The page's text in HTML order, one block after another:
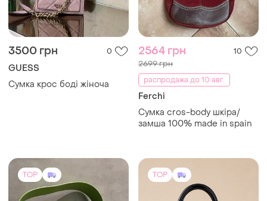
3500 грн 0
GUESS
Сумка крос боді жіноча
2564 грн 10
2699 грн
распродажа до 10 авг.
Ferchi
Сумка cros-body шкіра/
замша 100% made in spain
TOP TOP